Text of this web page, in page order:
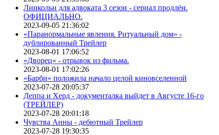
Линкольн для адвоката 3 сезон - сериал продлён.
ОФИЦИАЛЬНО.
2023-09-05 21:36:02
«Паранормальные явления. Ритуальный дом» -
дублированный Трейлер
2023-08-01 17:06:52
«Дворец» - отрывок из фильма.
2023-08-01 17:02:26
«Барби» положила начало целой киновселенной
2023-07-28 20:05:37
Деппа и Херд - документалка выйдет в Августе 16-го
(ТРЕЙЛЕР)
2023-07-28 20:01:18
Чувства Анны - дебютный Трейлер
2023-07-28 19:30:35